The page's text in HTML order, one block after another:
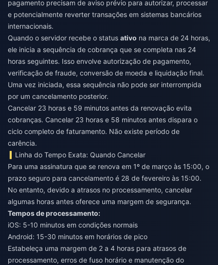
pagamento precisam de aviso prévio para autorizar, processar
e potencialmente reverter transações em sistemas bancários
internacionais.
Quando o servidor recebe o status ativo na marca de 24 horas,
ele inicia a sequência de cobrança que se completa nas 24
horas seguintes. Isso envolve autorização de pagamento,
verificação de fraude, conversão de moeda e liquidação final.
Uma vez iniciada, essa sequência não pode ser interrompida
por um cancelamento posterior.
Cancelar 23 horas e 59 minutos antes da renovação evita
cobranças. Cancelar 23 horas e 58 minutos antes dispara o
ciclo completo de faturamento. Não existe período de
carência.
Linha do Tempo Exata: Quando Cancelar
Para uma assinatura que se renova em 1º de março às 15:00, o
prazo seguro para cancelamento é 28 de fevereiro às 15:00.
No entanto, devido a atrasos no processamento, cancelar
algumas horas antes oferece uma margem de segurança.
Tempos de processamento:
iOS: 5-10 minutos em condições normais
Android: 15-30 minutos em horários de pico
Estabeleça uma margem de 2 a 4 horas para atrasos de
processamento, erros de fuso horário e manutenção do